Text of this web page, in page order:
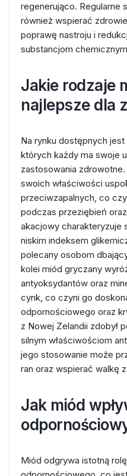
regenerująco. Regularne
również wspierać
poprawę nastroju i
substancjom
Jakie rodzaje
najlepsze dla
Na rynku dostępnych
których każdy ma swoje
zastosowania
swoich właściwości
przeciwzapalnych, co
podczas przeziębień
akacjowy charakteryzuje
niskim indeksem
polecany osobom
kolei miód gryczany
antyoksydantów oraz
cynk, co czyni go
odpornościowego oraz
z Nowej Zelandii zdobył
silnym właściwościom
jego stosowanie może
ran oraz wspierać walkę
Jak miód
Miód odgrywa istotną